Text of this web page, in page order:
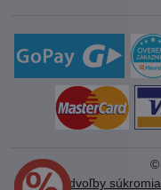
©
Predvoľby súkromia